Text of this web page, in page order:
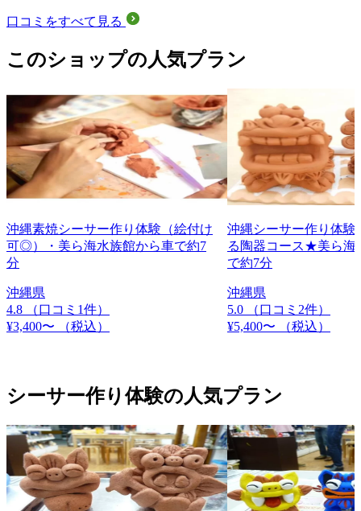
口コミをすべて見る
このショップの人気プラン
沖縄素焼シーサー作り体験（絵付け
可◎）・美ら海水族館から車で約7
分
沖縄県
4.8
（口コミ1件）
¥3,400〜
（税込）
沖縄シーサー作り体験
る陶器コース★美ら海
で約7分
沖縄県
5.0
（口コミ2件）
¥5,400〜
（税込）
シーサー作り体験の人気プラン